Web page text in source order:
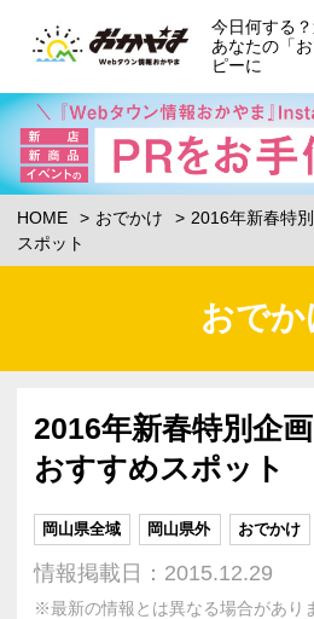
今日何する
あなたの「
ピーに
HOME おでかけ
2016年新春特
スポット
おでか
2016年新春特別企
おすすめスポット
岡山県全域 岡山県外 おでかけ
情報掲載日：2015.12.29
※最新の情報とは異なる場合があり